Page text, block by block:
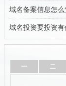
域名备案信息怎
域名投资要投资
一 二